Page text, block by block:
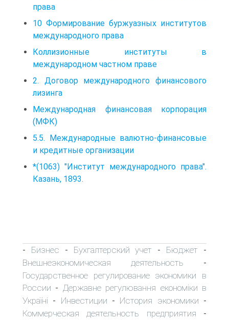
права
10 Формирование буржуазных институтов
международного права
Коллизионные институты в
международном частном праве
2. Договор международного финансового
лизинга
Международная финансовая корпорация
(МФК)
5.5. Международные валютно-финансовые
и кредитные организации
*(1063) "Институт международного права".
Казань, 1893.
- Бизнес - Бухгалтерский учет - Бюджет -
Внешнеэкономическая деятельность -
Государственное регулирование экономики в
России - Державне регулювання економіки в
Україні - Инвестиции - История экономики -
Коммерческая деятельность предприятия -